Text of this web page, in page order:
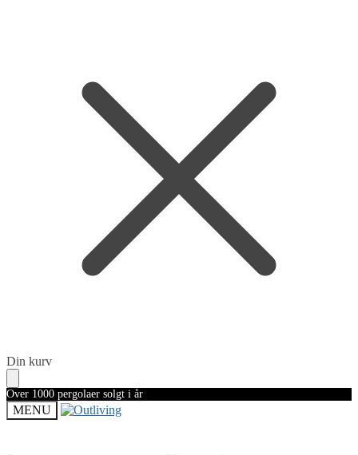
Skip
to
navigation
Skip
to
content
Din kurv
Over 1000 pergolaer solgt i år
MENU